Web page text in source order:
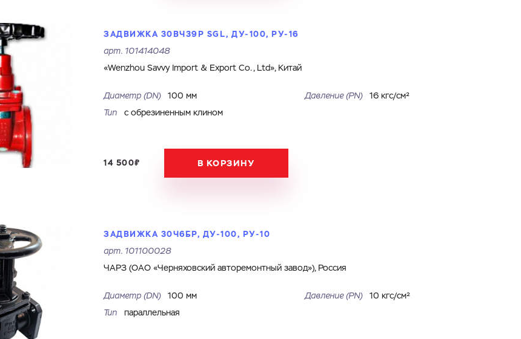
Ваш запрос
Перечислите товары, которые вас интересуют и укажите какую информацию
вы хотите по ним получить. Мы свяжемся с вами в ближайшее время.
ЗАДВИЖКА 30ВЧ39Р SGL, ДУ-100, РУ-16
арт. 101414048
«Wenzhou Savvy Import & Export Co., Ltd», Китай
Диаметр (DN) 100 мм Давление (PN)
16 кгс/см²
Тип
с обрезиненным клином
14 500₽ В КОРЗИНУ
ЗАДВИЖКА 30Ч6БР, ДУ-100, РУ-10
арт. 101100028
ЧАРЗ (ОАО «Черняховский авторемонтный завод»), Россия
Диаметр (DN) 100 мм Давление (PN)
10 кгс/см²
Тип
параллельная